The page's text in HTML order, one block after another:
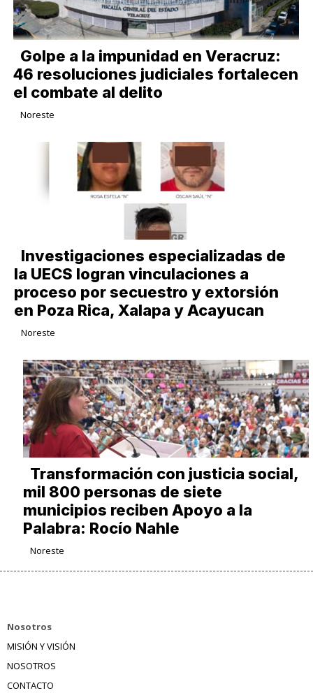
Golpe a la impunidad en Veracruz:
46 resoluciones judiciales fortalecen
el combate al delito
Noreste
Investigaciones especializadas de
la UECS logran vinculaciones a
proceso por secuestro y extorsión
en Poza Rica, Xalapa y Acayucan
Noreste
Transformación con justicia social,
mil 800 personas de siete
municipios reciben Apoyo a la
Palabra: Rocío Nahle
Noreste
Nosotros
MISIÓN Y VISIÓN
NOSOTROS
CONTACTO